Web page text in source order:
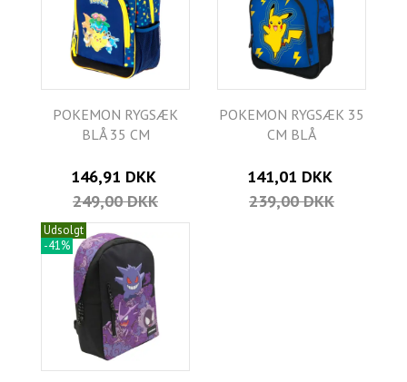
POKEMON RYGSÆK
BLÅ 35 CM
146,91 DKK
249,00 DKK
POKEMON RYGSÆK 35
CM BLÅ
141,01 DKK
239,00 DKK
Udsolgt
-41%